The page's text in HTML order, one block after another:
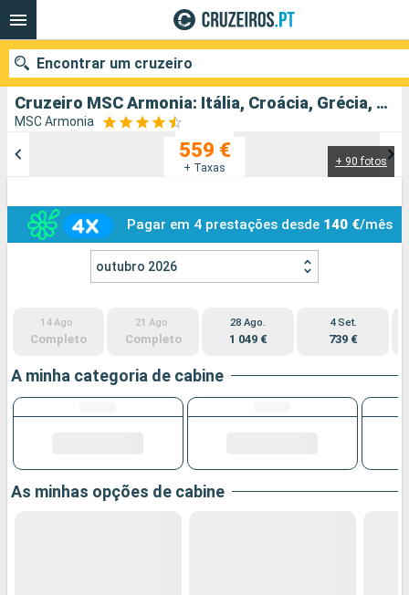
Cruzeiro MSC Armonia: Itália, Croácia, Grécia, Montenegro partindo de Brindisi
MSC Armonia
+ 90 fotos
559 €
+ Taxas
Pagar em 4 prestações desde140 €/mês
outubro 2026
14 Ago.
Completo
21 Ago.
Completo
28 Ago.
1 049 €
4 Set.
739 €
A minha categoria de cabine
As minhas opções de cabine
Encontrar um cruzeiro
Data de partida
Portos Companhias